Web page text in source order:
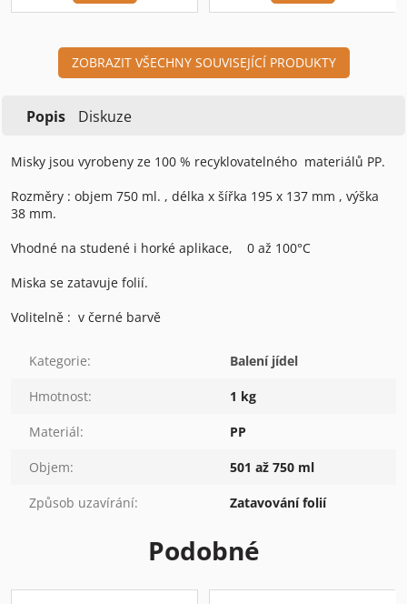
ZOBRAZIT VŠECHNY SOUVISEJÍCÍ PRODUKTY
Popis Diskuze
Misky jsou vyrobeny ze 100 % recyklovatelného materiálů PP.
Rozměry : objem 750 ml. , délka x šířka 195 x 137 mm , výška
38 mm.
Vhodné na studené i horké aplikace, 0 až 100°C
Miska se zatavuje folií.
Volitelně : v černé barvě
Kategorie: Balení jídel
Hmotnost: 1 kg
Materiál: PP
Objem: 501 až 750 ml
Způsob uzavírání: Zatavování folií
Podobné